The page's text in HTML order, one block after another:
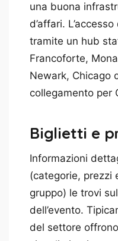
una buona
d’affari.
tramite un hub
Francoforte,
Newark, Chicago
collegamento per
Biglietti e
Informazioni
(categorie, prezzi
gruppo) le trovi
dell’evento.
del settore